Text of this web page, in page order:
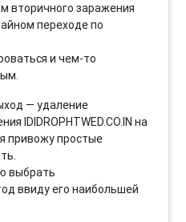
вторичного заражения
переходе по
и чем-то
— удаление
IDIDROPHTWED.CO.IN на
привожу простые
выбрать
ввиду его наибольшей